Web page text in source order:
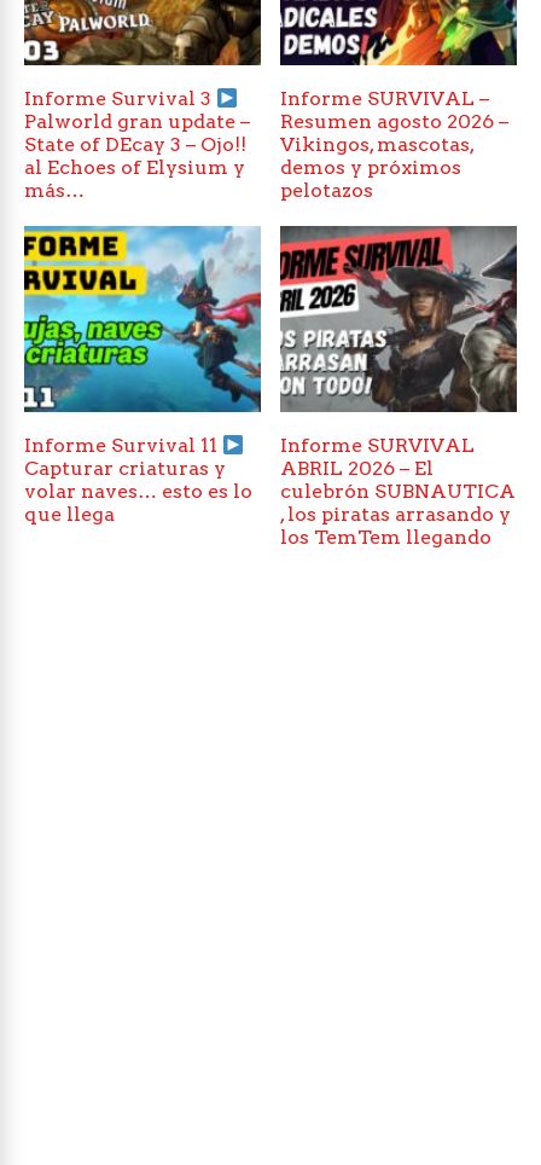
Informe Survival 3
Palworld gran update –
State of DEcay 3 – Ojo!!
al Echoes of Elysium y
más…
Informe SURVIVAL –
Resumen agosto 2026 –
Vikingos, mascotas,
demos y próximos
pelotazos
Informe Survival 11
Capturar criaturas y
volar naves… esto es lo
que llega
Informe SURVIVAL
ABRIL 2026 – El
culebrón SUBNAUTICA
, los piratas arrasando y
los TemTem llegando